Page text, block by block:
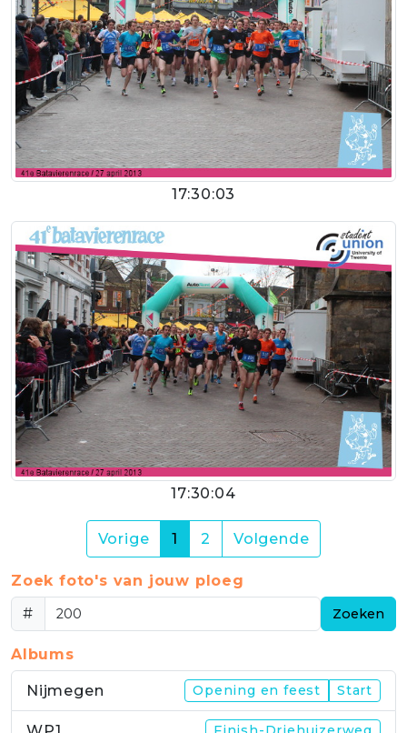
17:30:03
17:30:04
Vorige 1 (current)
2 Volgende
Zoek foto's van jouw ploeg
#
Zoeken
Albums
Nijmegen Opening en feest Start